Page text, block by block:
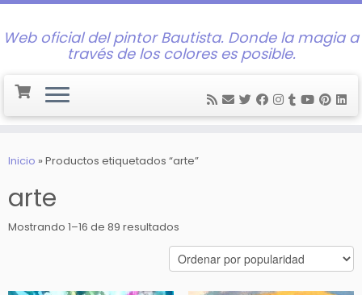
Web oficial del pintor Bautista. Donde la magia a
través de los colores es posible.
Inicio » Productos etiquetados “arte”
arte
Mostrando 1–16 de 89 resultados
por
popularidad